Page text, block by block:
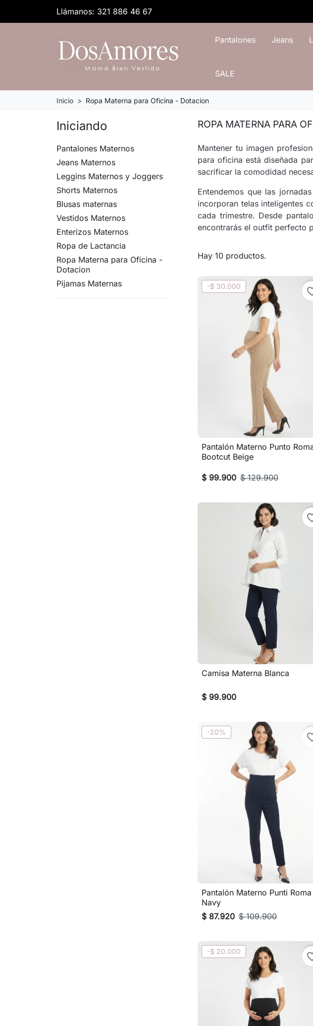
Llámanos: 321 886 46 67
Pantalones Jeans
SALE
Inicio Ropa Materna para Oficina - Dotacion
Iniciando
Pantalones Maternos
Jeans Maternos
Leggins Maternos y Joggers
Shorts Maternos
Blusas maternas
Vestidos Maternos
Enterizos Maternos
Ropa de Lactancia
Ropa Materna para Oficina -
Dotacion
Pijamas Maternas
ROPA MATERNA PARA
Mantener tu imagen
para oficina está diseñada
sacrificar la comodidad
Entendemos que las
incorporan telas inteligentes
cada trimestre. Desde
encontrarás el outfit perfecto
Hay 10 productos.
-$ 30.000
 Vista rápida
Pantalón Materno Punto
Bootcut Beige
$ 99.900 $ 129.900
 Vista rápida
Camisa Materna Blanca
$ 99.900
-20%
 Vista rápida
Pantalón Materno Punti Roma
Navy
$ 87.920 $ 109.900
-$ 20.000